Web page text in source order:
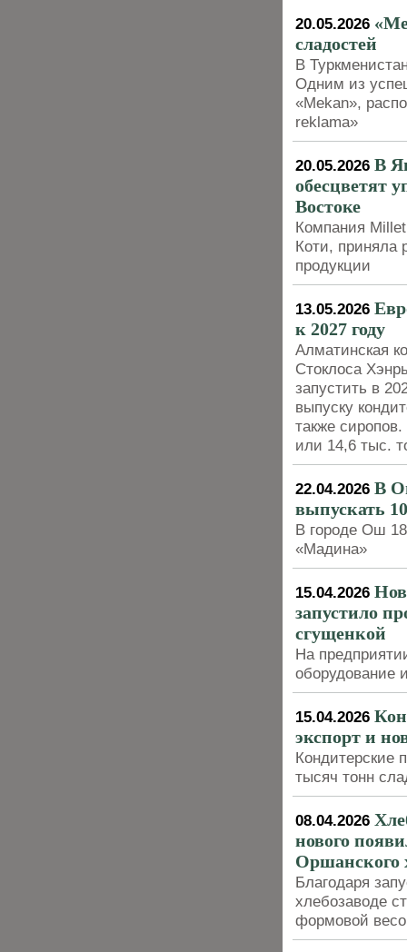
20.05.2026
сладостей
В
Одним из
«Mekan»,
reklama»
20.05.2026 В
обесцветят
Востоке
Компания
Коти, приняла
продукции
13.05.2026
к 2027 году
Алматинская
Стоклоса
запустить в
выпуску
также
или 14,6 тыс.
22.04.2026 В
выпускать
В городе Ош
«Мадина»
15.04.2026
запустило
сгущенкой
На
оборудование
15.04.2026
экспорт и
Кондитерские
тысяч тонн
08.04.2026
нового
Оршанского
Благодаря
хлебозаводе
формовой